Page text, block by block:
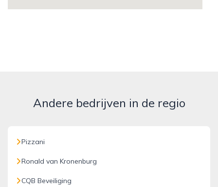
Andere bedrijven in de regio
Pizzani
Ronald van Kronenburg
CQB Beveiliging